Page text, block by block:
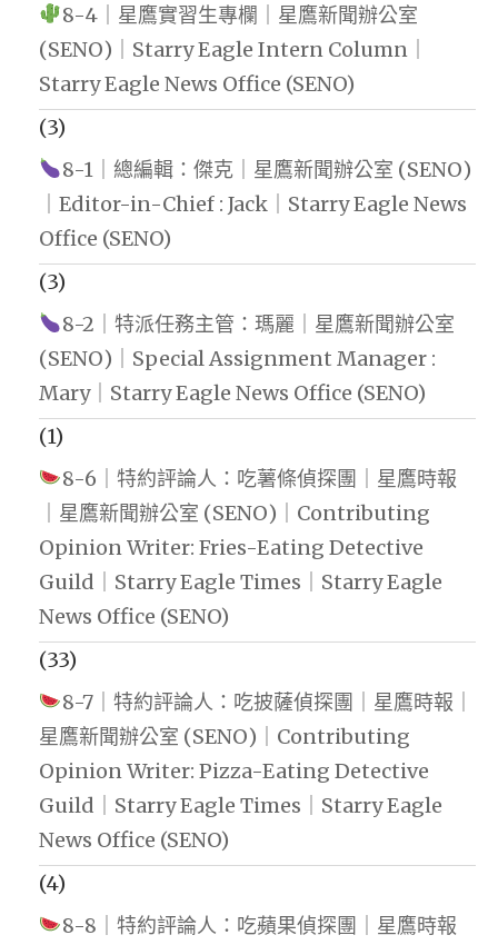
8-4｜星鷹實習生專欄｜星鷹新聞辦公室
(SENO)｜Starry Eagle Intern Column｜
Starry Eagle News Office (SENO)
(3)
8-1｜總編輯：傑克｜星鷹新聞辦公室 (SENO)
｜Editor-in-Chief : Jack｜Starry Eagle News
Office (SENO)
(3)
8-2｜特派任務主管：瑪麗｜星鷹新聞辦公室
(SENO)｜Special Assignment Manager :
Mary｜Starry Eagle News Office (SENO)
(1)
8-6｜特約評論人：吃薯條偵探團｜星鷹時報
｜星鷹新聞辦公室 (SENO)｜Contributing
Opinion Writer: Fries-Eating Detective
Guild｜Starry Eagle Times｜Starry Eagle
News Office (SENO)
(33)
8-7｜特約評論人：吃披薩偵探團｜星鷹時報｜
星鷹新聞辦公室 (SENO)｜Contributing
Opinion Writer: Pizza-Eating Detective
Guild｜Starry Eagle Times｜Starry Eagle
News Office (SENO)
(4)
8-8｜特約評論人：吃蘋果偵探團｜星鷹時報